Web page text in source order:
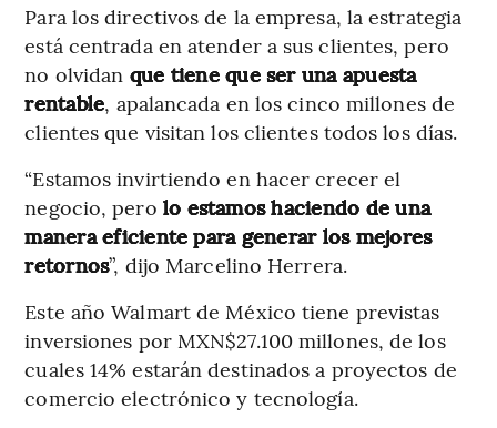
Para los directivos de la empresa, la estrategia
está centrada en atender a sus clientes, pero
no olvidan que tiene que ser una apuesta
rentable, apalancada en los cinco millones de
clientes que visitan los clientes todos los días.
“Estamos invirtiendo en hacer crecer el
negocio, pero lo estamos haciendo de una
manera eficiente para generar los mejores
retornos”, dijo Marcelino Herrera.
Este año Walmart de México tiene previstas
inversiones por MXN$27.100 millones, de los
cuales 14% estarán destinados a proyectos de
comercio electrónico y tecnología.